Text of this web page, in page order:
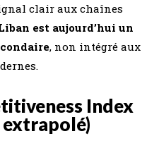
clair aux chaînes
est aujourd’hui un
, non intégré aux
Index
extrapolé)